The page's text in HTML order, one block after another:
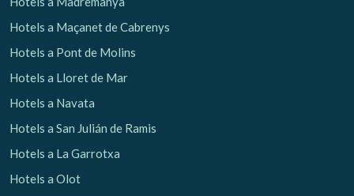
Hotels a Maçanet de Cabrenys
Hotels a Pont de Molins
Hotels a Lloret de Mar
Hotels a Navata
Hotels a San Julián de Ramis
Hotels a La Garrotxa
Hotels a Olot